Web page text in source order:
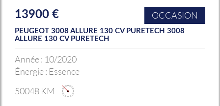
13900 € OCCASION
PEUGEOT 3008 ALLURE 130 CV PURETECH 3008
ALLURE 130 CV PURETECH
Année : 10/2020
Énergie : Essence
50048 KM